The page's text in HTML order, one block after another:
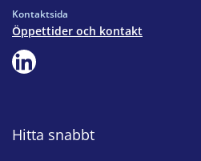
Kontaktsida
Öppettider och kontakt
Hitta snabbt